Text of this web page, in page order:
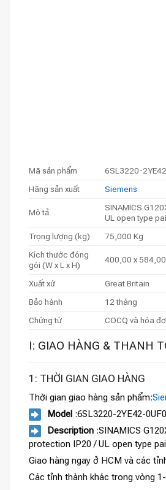
Mã sản phẩm
6SL3220-
Hãng sản xuất
Siemens
Mô tả
SINAMICS
UL open type
Trọng lượng (kg)
75,000 Kg
Kích thước đóng
gói (W x L x H)
400,00 x
Xuất xứ
Great Britain
Bảo hành
12 tháng
Chứng từ
COCQ và hóa
I: GIAO HÀNG & THANH
1: THỜI GIAN GIAO HÀNG
Thời gian giao hàng sản phẩm:
Model :6SL3220-2YE42-0UF0
Description :SINAMICS
protection IP20 / UL open type
Giao hàng ngay ở HCM và các
Các tỉnh thành khác trong vòng